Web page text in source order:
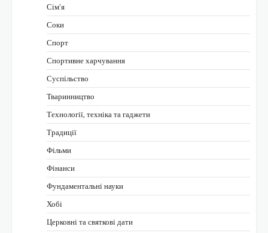
Сім’я
Соки
Спорт
Спортивне харчування
Суспільство
Тваринництво
Технології, техніка та гаджети
Традиції
Фільми
Фінанси
Фундаментальні науки
Хобі
Церковні та святкові дати